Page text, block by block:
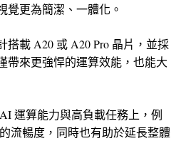
覺更為簡潔、一體化。
搭載 A20 或 A20 Pro 晶片，並採
帶來更強悍的運算效能，也能大
運算能力與高負載任務上，例
流暢度，同時也有助於延長整體